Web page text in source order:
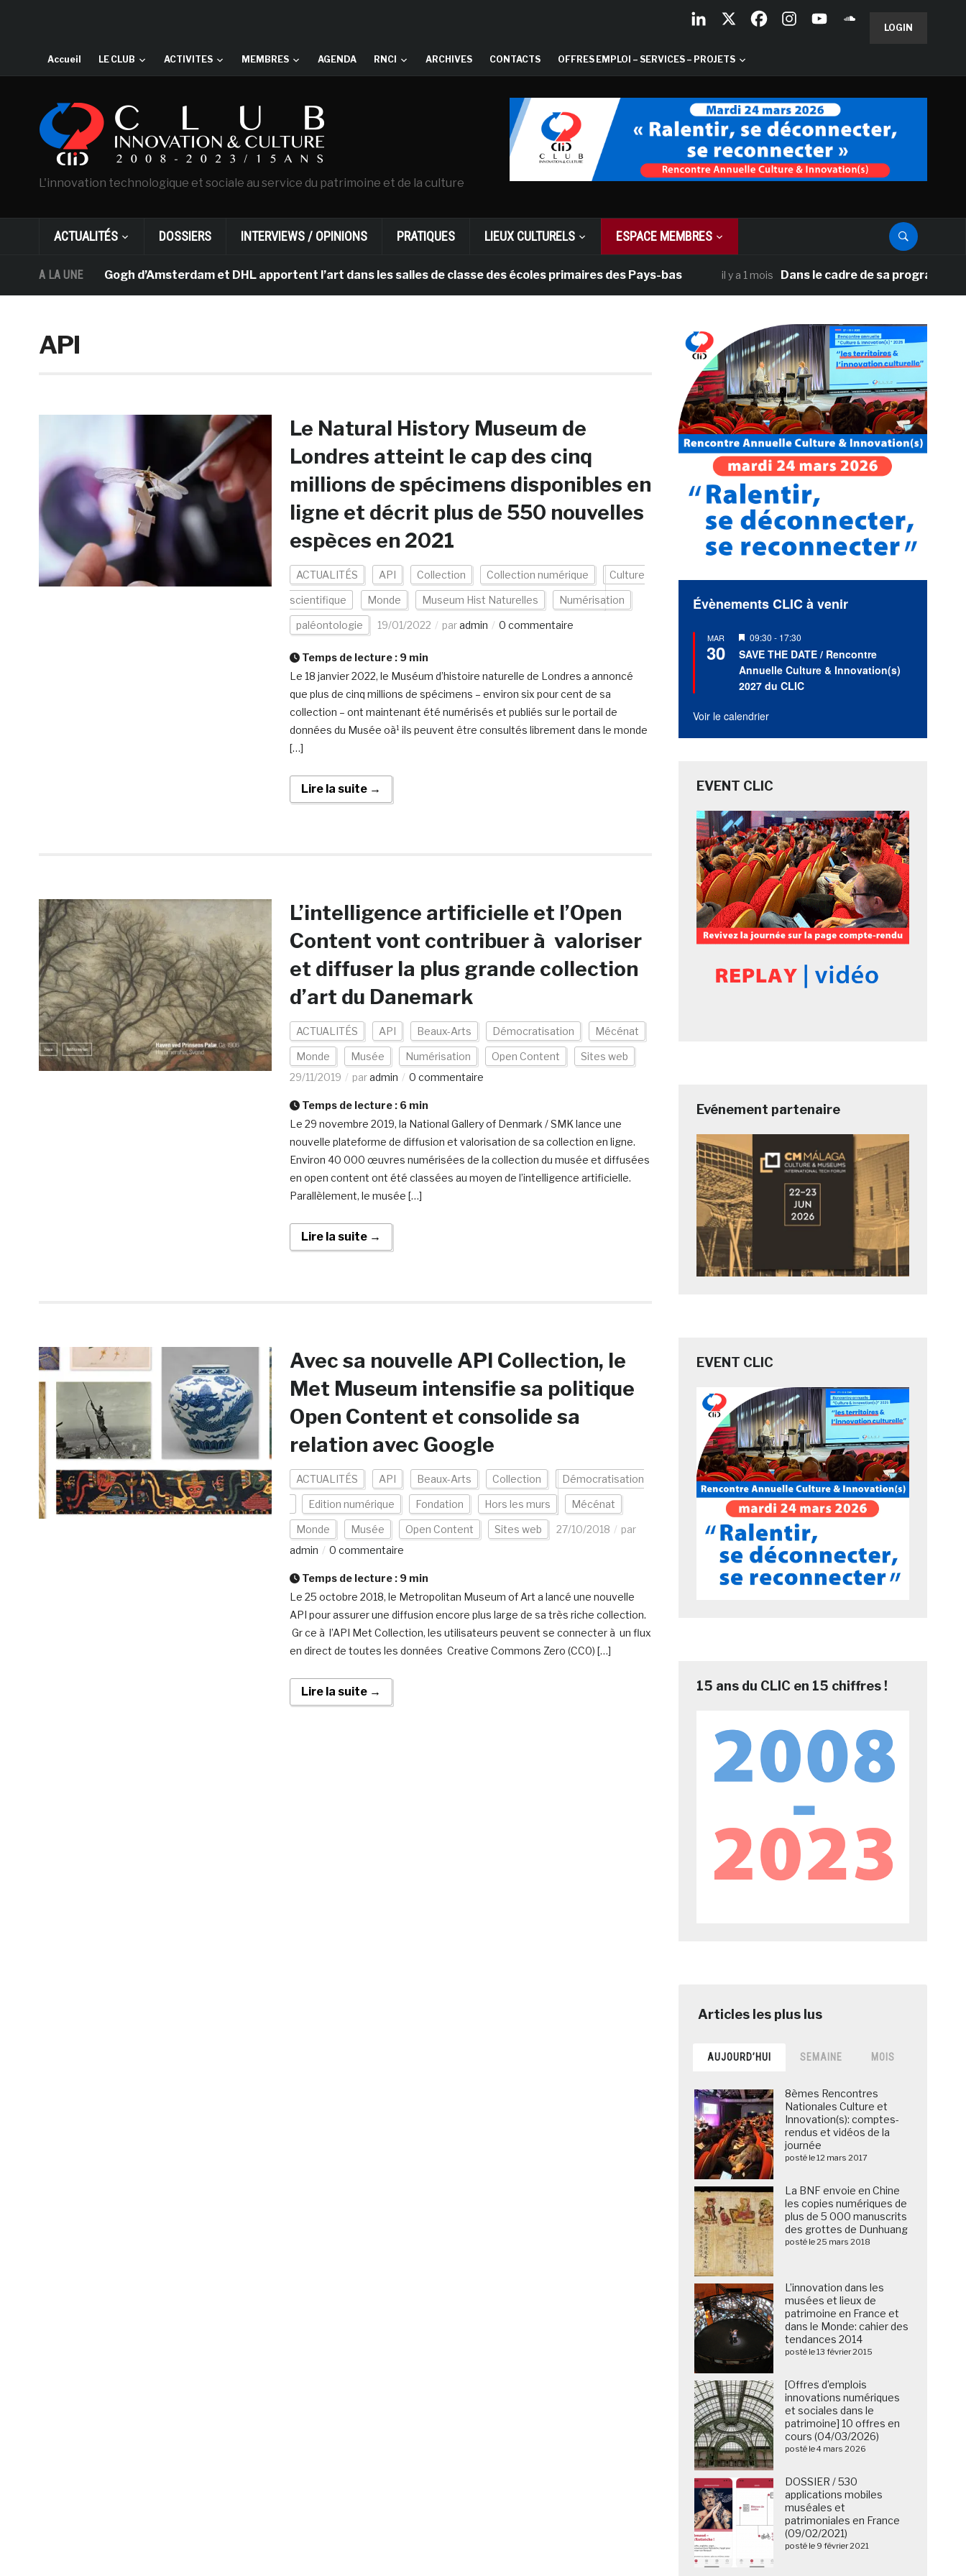
LOGIN
Accueil LE CLUB ACTIVITES MEMBRES AGENDA RNCI ARCHIVES CONTACTS OFFRES EMPLOI – SERVICES – PROJETS
L'innovation technologique et sociale au service du patrimoine et de la culture
ACTUALITÉS DOSSIERS INTERVIEWS / OPINIONS PRATIQUES LIEUX CULTURELS ESPACE MEMBRES
A LA UNE
Van Gogh d’Amsterdam et DHL apportent l’art dans les salles de classe des écoles primaires des Pays-bas il y a 1 mois Dans le cadre de sa programmation
API
Le Natural History Museum de
Londres atteint le cap des cinq
millions de spécimens disponibles en
ligne et décrit plus de 550 nouvelles
espèces en 2021
ACTUALITÉS API Collection Collection numérique Culture
scientifique Monde Museum Hist Naturelles Numérisation
paléontologie 19/01/2022 paradmin 0 commentaire
Temps de lecture : 9 min
Le 18 janvier 2022, le Muséum d’histoire naturelle de Londres a annoncé
que plus de cinq millions de spécimens – environ six pour cent de sa
collection – ont maintenant été numérisés et publiés sur le portail de
données du Musée oà¹ ils peuvent être consultés librement dans le monde
[…]
Lire la suite →
L’intelligence artificielle et l’Open
Content vont contribuer à valoriser
et diffuser la plus grande collection
d’art du Danemark
ACTUALITÉS API Beaux-Arts Démocratisation Mécénat
Monde Musée Numérisation Open Content
Sites web
29/11/2019
paradmin 0 commentaire
Temps de lecture : 6 min
Le 29 novembre 2019, la National Gallery of Denmark / SMK lance une
nouvelle plateforme de diffusion et valorisation de sa collection en ligne.
Environ 40 000 œuvres numérisées de la collection du musée et diffusées
en open content ont été classées au moyen de l’intelligence artificielle.
Parallèlement, le musée […]
Lire la suite →
Avec sa nouvelle API Collection, le
Met Museum intensifie sa politique
Open Content et consolide sa
relation avec Google
ACTUALITÉS API Beaux-Arts Collection Démocratisation
Edition numérique Fondation Hors les murs Mécénat
Monde Musée Open Content Sites web 27/10/2018
par
admin
0 commentaire
Temps de lecture : 9 min
Le 25 octobre 2018, le Metropolitan Museum of Art a lancé une nouvelle
API pour assurer une diffusion encore plus large de sa très riche collection.
Gr ce à l’API Met Collection, les utilisateurs peuvent se connecter à un flux
en direct de toutes les données Creative Commons Zero (CC0) […]
Lire la suite →
Évènements CLIC à venir
MAR
30
Mis
en
avant
09:30 - 17:30
SAVE THE DATE / Rencontre
Annuelle Culture & Innovation(s)
2027 du CLIC
Voir le calendrier
EVENT CLIC
Evénement partenaire
EVENT CLIC
15 ans du CLIC en 15 chiffres !
AUJOURD’HUI SEMAINE MOIS
8èmes Rencontres
Nationales Culture et
Innovation(s): comptes-
rendus et vidéos de la
journée
posté le 12 mars 2017
La BNF envoie en Chine
les copies numériques de
plus de 5 000 manuscrits
des grottes de Dunhuang
posté le 25 mars 2018
L’innovation dans les
musées et lieux de
patrimoine en France et
dans le Monde: cahier des
tendances 2014
posté le 13 février 2015
[Offres d’emplois
innovations numériques
et sociales dans le
patrimoine] 10 offres en
cours (04/03/2026)
posté le 4 mars 2026
DOSSIER / 530
applications mobiles
muséales et
patrimoniales en France
(09/02/2021)
posté le 9 février 2021